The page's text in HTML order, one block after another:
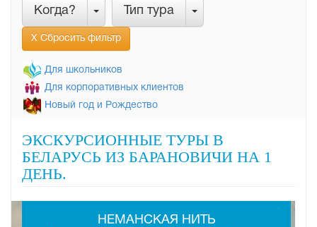
Когда? Тип тура
Х Сбросить фильтр
Для школьников
Для корпоративных клиентов
Новый год и Рождество
ЭКСКУРСИОННЫЕ ТУРЫ В
БЕЛАРУСЬ ИЗ БАРАНОВИЧИ НА 1
ДЕНЬ.
НЕМАНСКАЯ НИТЬ
-